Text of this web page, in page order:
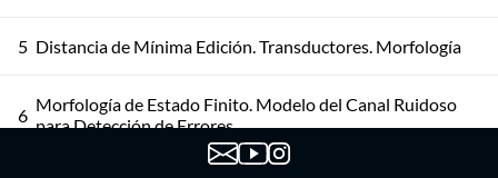
5 Distancia de Mínima Edición. Transductores. Morfología
6 Morfología de Estado Finito. Modelo del Canal Ruidoso
para Detección de Errores